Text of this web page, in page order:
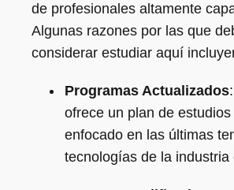
de profesionales altamente
Algunas razones por las que
considerar estudiar aquí
Programas Actualizados
ofrece un plan de
enfocado en las últimas
tecnologías de la industria